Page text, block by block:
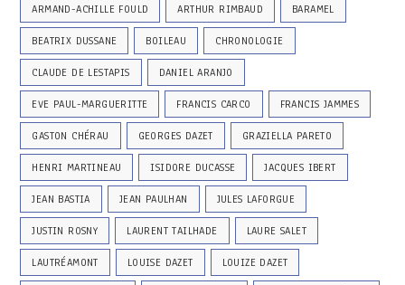
ARMAND-ACHILLE FOULD ARTHUR RIMBAUD BARAMEL
BEATRIX DUSSANE BOILEAU CHRONOLOGIE
CLAUDE DE LESTAPIS DANIEL ARANJO
EVE PAUL-MARGUERITTE FRANCIS CARCO FRANCIS JAMMES
GASTON CHÉRAU GEORGES DAZET GRAZIELLA PARETO
HENRI MARTINEAU ISIDORE DUCASSE JACQUES IBERT
JEAN BASTIA JEAN PAULHAN JULES LAFORGUE
JUSTIN ROSNY LAURENT TAILHADE LAURE SALET
LAUTRÉAMONT LOUISE DAZET LOUIZE DAZET